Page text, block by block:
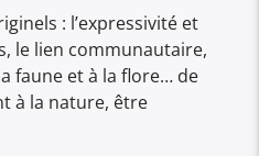
: l’expressivité et
le lien communautaire,
faune et à la flore… de
à la nature, être